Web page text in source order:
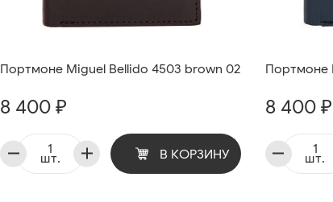
Портмоне Miguel Bellido 4503 brown 02
8 400 ₽
шт. В КОРЗИНУ
Портмоне
8 400 ₽
шт.